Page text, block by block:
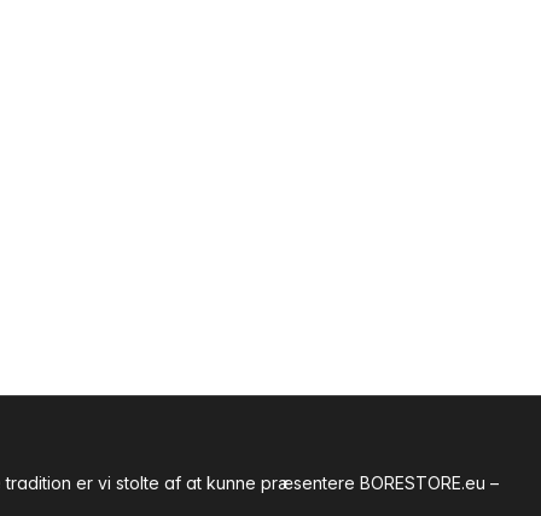
er vi stolte af at kunne præsentere BORESTORE.eu –